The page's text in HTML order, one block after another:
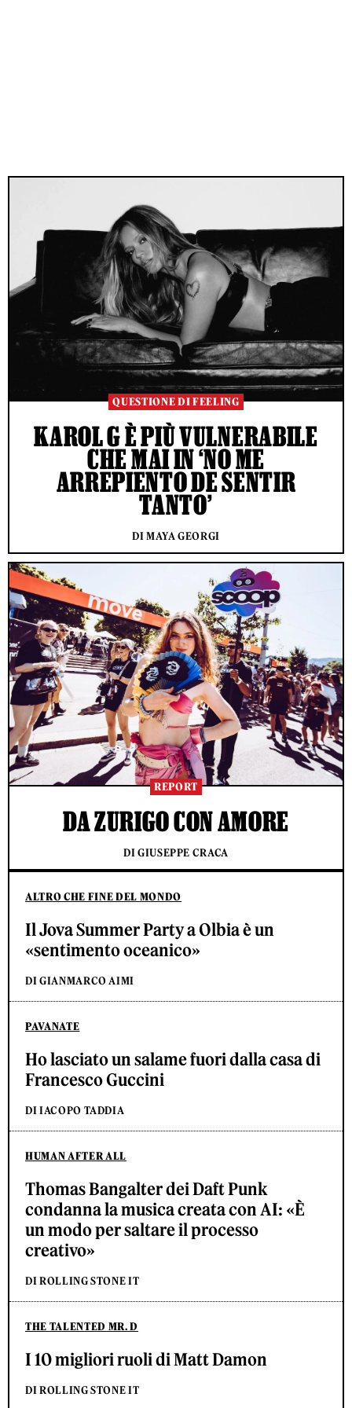
ALTRO CHE FINE DEL MONDO
Il Jova Summer Party a Olbia è un
«sentimento oceanico»
DI GIANMARCO AIMI
PAVANATE
Ho lasciato un salame fuori dalla casa di
Francesco Guccini
DI IACOPO TADDIA
HUMAN AFTER ALL
Thomas Bangalter dei Daft Punk
condanna la musica creata con AI: «È
un modo per saltare il processo
creativo»
DI ROLLING STONE IT
THE TALENTED MR. D
I 10 migliori ruoli di Matt Damon
DI ROLLING STONE IT
QUESTIONE DI FEELING
KAROL G È PIÙ VULNERABILE
CHE MAI IN ‘NO ME
ARREPIENTO DE SENTIR
TANTO’
DI MAYA GEORGI
REPORT
DA ZURIGO CON AMORE
DI GIUSEPPE CRACA